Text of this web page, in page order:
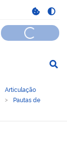
Articulação
Pautas de